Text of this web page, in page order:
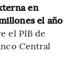
en
el año
el PIB de
Central